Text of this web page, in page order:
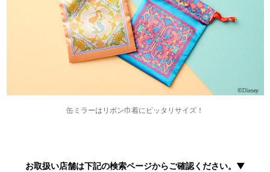
缶ミラーはリボン巾着にピッタリサイズ！
お取扱い店舗は下記の検索ページからご確認ください。▼